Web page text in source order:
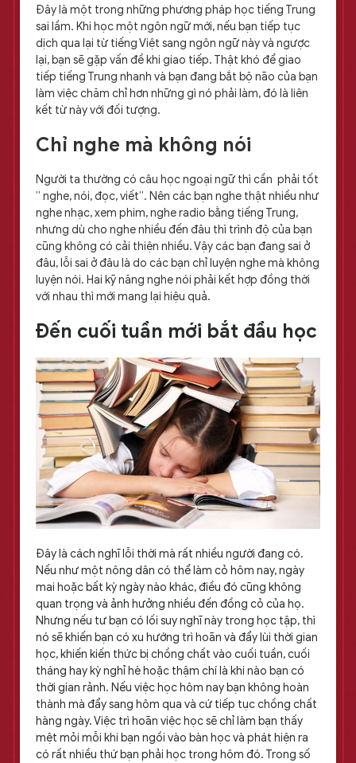
Đây là một trong những phương pháp học tiếng Trung
sai lầm. Khi học một ngôn ngữ mới, nếu bạn tiếp tục
dịch qua lại từ tiếng Việt sang ngôn ngữ này và ngược
lại, bạn sẽ gặp vấn đề khi giao tiếp. Thật khó để giao
tiếp tiếng Trung nhanh và bạn đang bắt bộ não của bạn
làm việc chăm chỉ hơn những gì nó phải làm, đó là liên
kết từ này với đối tượng.
Chỉ nghe mà không nói
Người ta thường có câu học ngoại ngữ thì cần phải tốt
” nghe, nói, đọc, viết”. Nên các bạn nghe thật nhiều như
nghe nhạc, xem phim, nghe radio bằng tiếng Trung,
nhưng dù cho nghe nhiều đến đâu thì trình độ của bạn
cũng không có cải thiện nhiều. Vậy các bạn đang sai ở
đâu, lỗi sai ở đâu là do các bạn chỉ luyện nghe mà không
luyện nói. Hai kỹ năng nghe nói phải kết hợp đồng thời
với nhau thì mới mang lại hiệu quả.
Đến cuối tuần mới bắt đầu học
Đây là cách nghĩ lỗi thời mà rất nhiều người đang có.
Nếu như một nông dân có thể làm cỏ hôm nay, ngày
mai hoặc bất kỳ ngày nào khác, điều đó cũng không
quan trọng và ảnh hưởng nhiều đến đồng cỏ của họ.
Nhưng nếu tư bạn có lối suy nghĩ này trong học tập, thì
nó sẽ khiến bạn có xu hướng trì hoãn và đẩy lùi thời gian
học, khiến kiến thức bị chồng chất vào cuối tuần, cuối
tháng hay kỳ nghỉ hè hoặc thậm chí là khi nào bạn có
thời gian rảnh. Nếu việc học hôm nay bạn không hoàn
thành mà đẩy sang hôm qua và cứ tiếp tục chồng chất
hàng ngày. Việc trì hoãn việc học sẽ chỉ làm bạn thấy
mệt mỏi mỗi khi bạn ngồi vào bàn học và phát hiện ra
có rất nhiều thứ bạn phải học trong hôm đó. Trong số